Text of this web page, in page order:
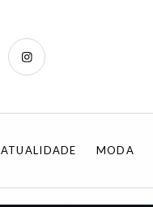
ATUALIDADE MODA